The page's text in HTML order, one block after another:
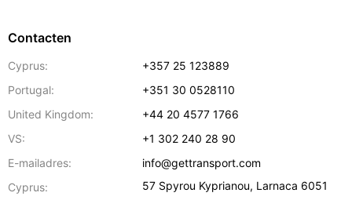
Contacten
Cyprus:
+357 25 123889
Portugal:
+351 30 0528110
United Kingdom:
+44 20 4577 1766
VS:
+1 302 240 28 90
E-mailadres:
info@gettransport.com
Cyprus:
57 Spyrou Kyprianou, Larnaca 6051